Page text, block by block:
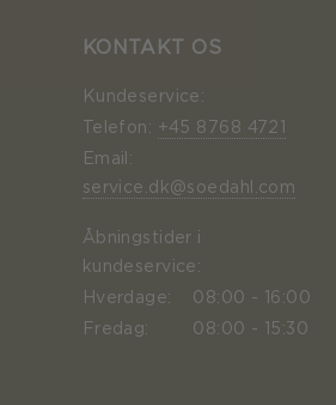
KONTAKT OS
Kundeservice:
Telefon: +45 8768 4721
Email:
service.dk@soedahl.com
Åbningstider i
kundeservice:
Hverdage: 08:00 - 16:00
Fredag: 08:00 - 15:30